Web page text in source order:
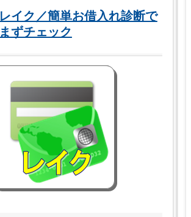
レイク／簡単お借入れ診断で
まずチェック